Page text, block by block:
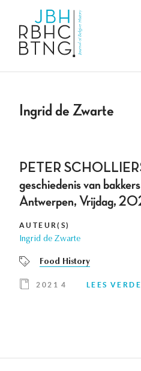
Ingrid de Zwarte
PETER
geschiedenis van
Antwerpen, Vrijdag,
AUTEUR(S)
Ingrid de Zwarte
Food History
2021 4 LEES